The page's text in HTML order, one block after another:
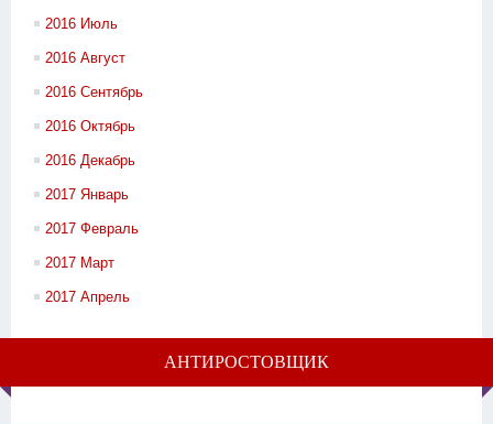
2016 Июль
2016 Август
2016 Сентябрь
2016 Октябрь
2016 Декабрь
2017 Январь
2017 Февраль
2017 Март
2017 Апрель
АНТИРОСТОВЩИК